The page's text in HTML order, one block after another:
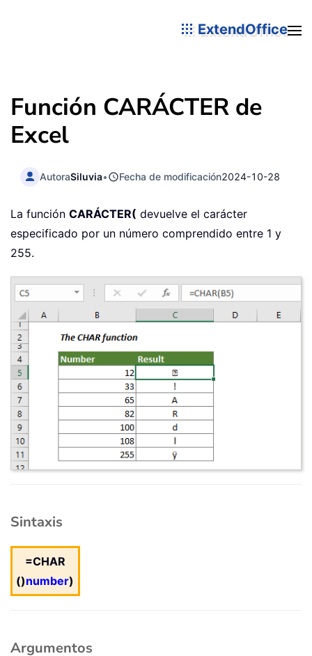
ExtendOffice
Función CARÁCTER de
Excel
AutoraSiluvia• Fecha de modificación2024-10-28
La función CARÁCTER( devuelve el carácter
especificado por un número comprendido entre 1 y
255.
Sintaxis
=CHAR
()number)
Argumentos